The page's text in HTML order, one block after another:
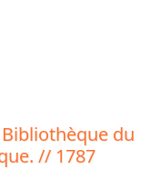
du
// 1787